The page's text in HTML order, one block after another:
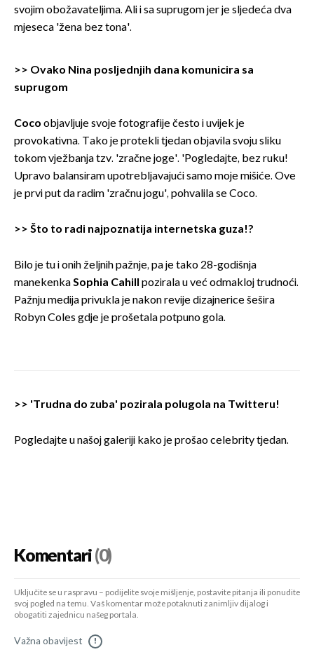
svojim obožavateljima. Ali i sa suprugom jer je sljedeća dva
mjeseca 'žena bez tona'.
>> Ovako Nina posljednjih dana komunicira sa
suprugom
Coco objavljuje svoje fotografije često i uvijek je
provokativna. Tako je protekli tjedan objavila svoju sliku
tokom vježbanja tzv. 'zračne joge'. 'Pogledajte, bez ruku!
Upravo balansiram upotrebljavajući samo moje mišiće. Ove
je prvi put da radim 'zračnu jogu', pohvalila se Coco.
>> Što to radi najpoznatija internetska guza!?
Bilo je tu i onih željnih pažnje, pa je tako 28-godišnja
manekenkaSophia Cahill pozirala u već odmakloj trudnoći.
Pažnju medija privukla je nakon revije dizajnerice šešira
Robyn Coles gdje je prošetala potpuno gola.
>> 'Trudna do zuba' pozirala polugola na Twitteru!
Pogledajte u našoj galeriji kako je prošao celebrity tjedan.
Komentari(0)
Uključite se u raspravu – podijelite svoje mišljenje, postavite pitanja ili ponudite
svoj pogled na temu. Vaš komentar može potaknuti zanimljiv dijalog i
obogatiti zajednicu našeg portala.
Važna obavijest !